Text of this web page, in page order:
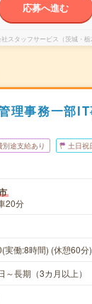
応募へ進む
スタッフサービス（茨城・栃
理事務一部
別途支給あり 土日祝
20分
実働:8時間) (休憩60分)
～長期（3カ月以上）